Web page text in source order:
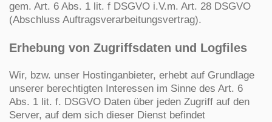
gem. Art. 6 Abs. 1 lit. f DSGVO i.V.m. Art. 28 DSGVO
(Abschluss Auftragsverarbeitungsvertrag).
Erhebung von Zugriffsdaten und Logfiles
Wir, bzw. unser Hostinganbieter, erhebt auf Grundlage
unserer berechtigten Interessen im Sinne des Art. 6
Abs. 1 lit. f. DSGVO Daten über jeden Zugriff auf den
Server, auf dem sich dieser Dienst befindet